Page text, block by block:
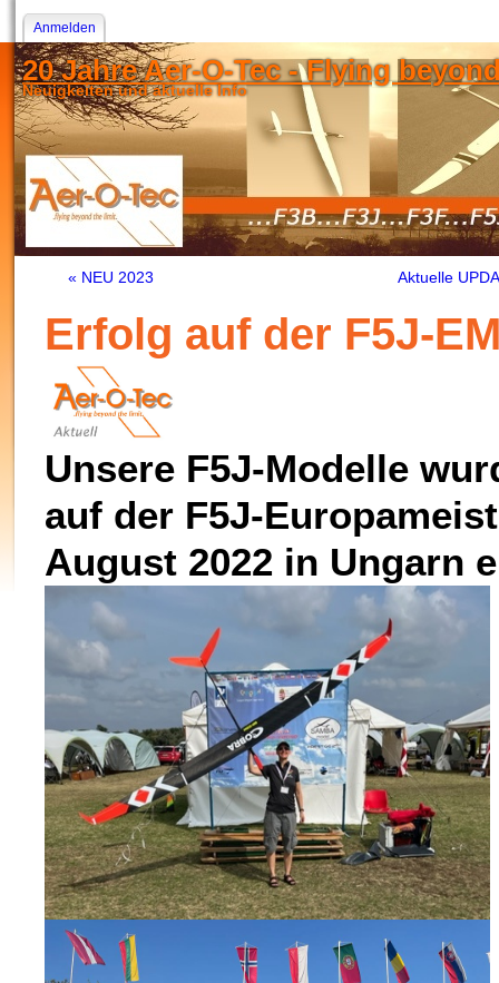
Anmelden
20 Jahre Aer-O-Tec - Flying
Neuigkeiten und aktuelle Info
« NEU 2023 Aktuelle
Erfolg auf der F5J-
Unsere F5J-Modelle
auf der F5J-
August 2022 in Ungarn